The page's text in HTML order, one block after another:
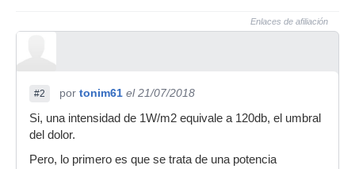
Enlaces de afiliación
#2 por tonim61 el 21/07/2018
Si, una intensidad de 1W/m2 equivale a 120db, el umbral
del dolor.
Pero, lo primero es que se trata de una potencia